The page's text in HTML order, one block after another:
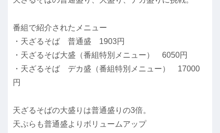
番組で紹介されたメニュー
・天ざるそば 普通盛 1903円
・天ざるそば大盛（番組特別メニュー） 6050円
・天ざるそば デカ盛（番組特別メニュー） 17000
円
天ざるそばの大盛りは普通盛りの3倍。
天ぷらも普通盛よりボリュームアップ